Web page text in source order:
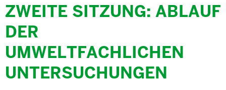
ZWEITE SITZUNG: ABLAUF
DER
UMWELTFACHLICHEN
UNTERSUCHUNGEN